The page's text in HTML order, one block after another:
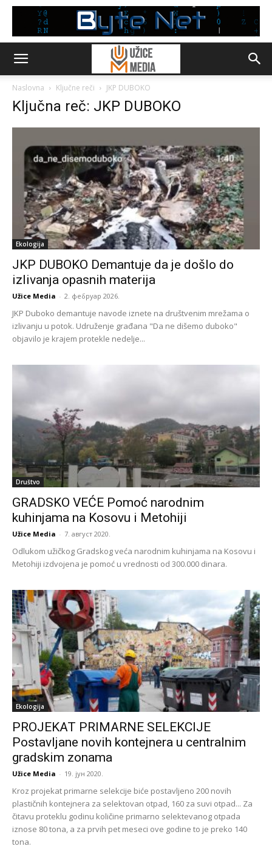
Naslovna Ključne reči JKP DUBOKO
Ključna reč: JKP DUBOKO
Ekologija
JKP DUBOKO Demantuje da je došlo do
izlivanja opasnih materija
Užice Media - 2. фебруар 2026.
JKP Duboko demantuje navode iznete na društvenim mrežama o
izlivanju u potok. Udruženje građana "Da ne dišemo duboko"
objavilo je krajem protekle nedelje...
Društvo
GRADSKO VEĆE Pomoć narodnim
kuhinjama na Kosovu i Metohiji
Užice Media - 7. август 2020.
Odlukom užičkog Gradskog veća narodnim kuhinjama na Kosovu i
Metohiji izdvojena je pomoć u vrednosti od 300.000 dinara.
Ekologija
PROJEKAT PRIMARNE SELEKCIJE
Postavljane novih kontejnera u centralnim
gradskim zonama
Užice Media - 19. јун 2020.
Kroz projekat primarne selekcije biće postavljeno 200 novih
plastičnih kontejnera za selektovan otpad, 160 za suvi otpad... Za
čitavu proteklu godinu količine primarno selektevanog otpada
iznose 80 tona, a za prvih pet meseci ove godine to je preko 140
tona.